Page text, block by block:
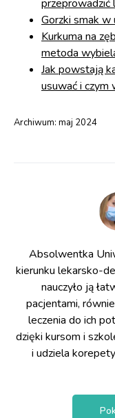
przeprowadzić
Gorzki smak w
Kurkuma na
metoda
Jak powstają
usuwać i czym
Archiwum: maj 2024
Absolwentka
kierunku lekarsko-
nauczyło ją
pacjentami,
leczenia do ich
dzięki kursom i
i udziela